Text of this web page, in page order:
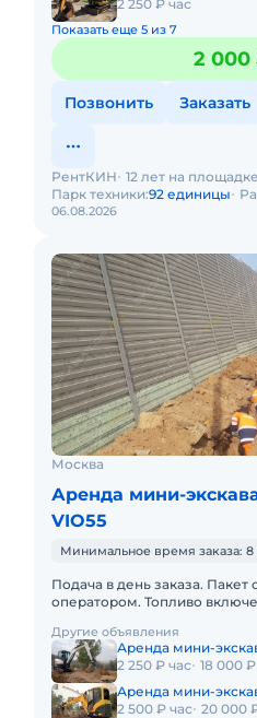
2 250 ₽ час
Показать еще 5 из 7
2 000
Позвонить Заказать
06.08.2026
РентКИН 12 лет на площадке
Парк техники:92 единицы
Москва
Аренда мини-
VIO55
Минимальное время заказа: 8
Подача в день заказа. Пакет
оператором. Топливо
свободна.
Другие объявления
Аренда мини-
2 250 ₽ час 18 000
Аренда мини-
2 500 ₽ час 20 000